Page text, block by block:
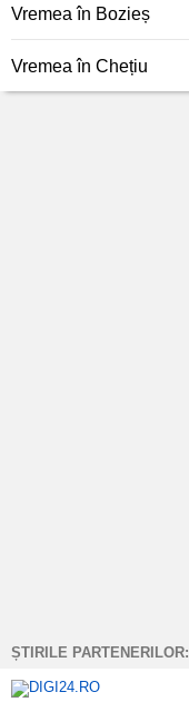
Vremea în Bozieș
Vremea în Chețiu
ȘTIRILE PARTENERILOR: